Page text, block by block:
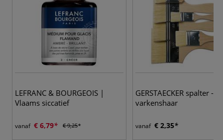
LEFRANC & BOURGEOIS |
Vlaams siccatief
vanaf € 6,79 € 9,25
GERSTAECKER spalter -
varkenshaar
vanaf € 2,35